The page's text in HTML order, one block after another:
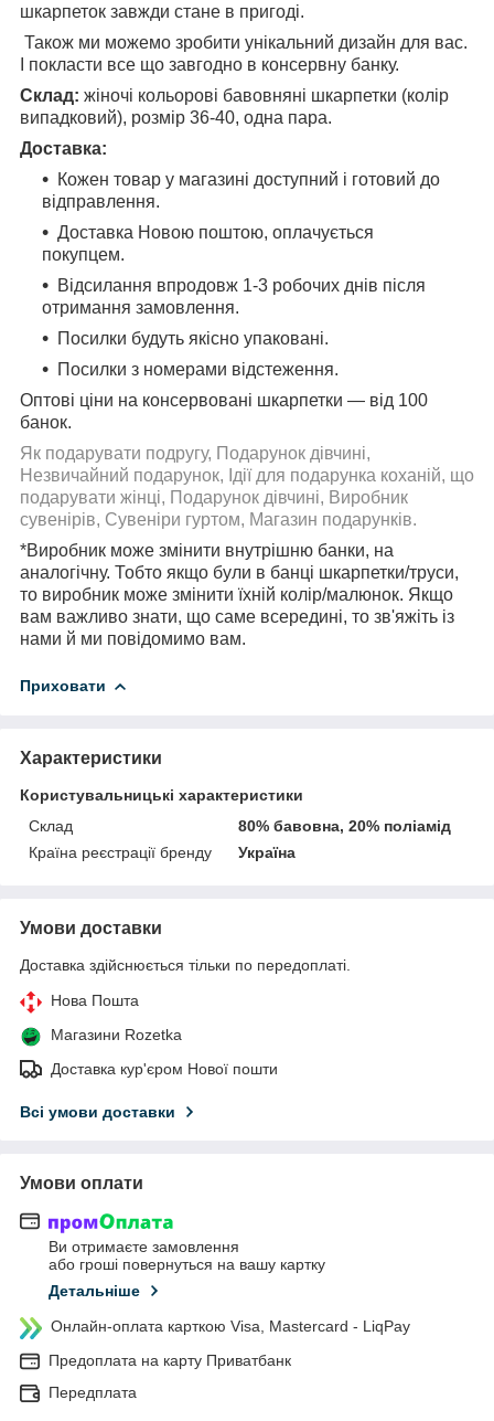
шкарпеток завжди стане в пригоді.
Також ми можемо зробити унікальний дизайн для вас.
І покласти все що завгодно в консервну банку.
Склад: жіночі кольорові бавовняні шкарпетки (колір
випадковий), розмір 36-40, одна пара.
Доставка:
Кожен товар у магазині доступний і готовий до
відправлення.
Доставка Новою поштою, оплачується
покупцем.
Відсилання впродовж 1-3 робочих днів після
отримання замовлення.
Посилки будуть якісно упаковані.
Посилки з номерами відстеження.
Оптові ціни на консервовані шкарпетки — від 100
банок.
Як подарувати подругу, Подарунок дівчині,
Незвичайний подарунок, Ідії для подарунка коханій, що
подарувати жінці, Подарунок дівчині, Виробник
сувенірів, Сувеніри гуртом, Магазин подарунків.
*Виробник може змінити внутрішню банки, на
аналогічну. Тобто якщо були в банці шкарпетки/труси,
то виробник може змінити їхній колір/малюнок. Якщо
вам важливо знати, що саме всередині, то зв'яжіть із
нами й ми повідомимо вам.
Приховати
Характеристики
Користувальницькі характеристики
Склад
80% бавовна, 20% поліамід
Країна реєстрації бренду
Україна
Умови доставки
Доставка здійснюється тільки по передоплаті.
Нова Пошта
Магазини Rozetka
Доставка кур'єром Нової пошти
Всі умови доставки
Умови оплати
Ви отримаєте замовлення
або гроші повернуться на вашу картку
Детальніше
Онлайн-оплата карткою Visa, Mastercard - LiqPay
Предоплата на карту Приватбанк
Передплата